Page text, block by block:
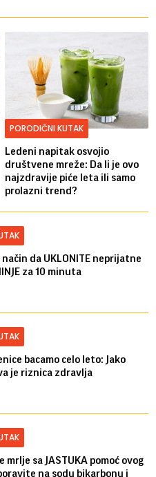
PORODIČNI KUTAK
Ledeni napitak osvojio
društvene mreže: Da li je ovo
najzdravije piće leta ili samo
prolazni trend?
da UKLONITE neprijatne
za 10 minuta
bacamo celo leto: Jako
je riznica zdravlja
sa JASTUKA pomoć ovog
na sodu bikarbonu i